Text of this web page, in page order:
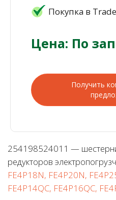
Покупка в
Цена: По
Получить
254198524011 —
редукторов
FE4P18N, FE4P20N,
FE4P14QC, FE4P16QC,